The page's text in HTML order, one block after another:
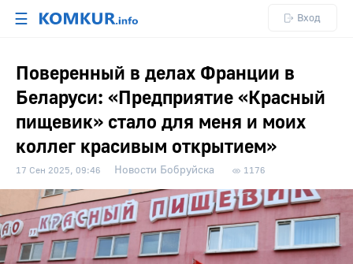
☰ Вход
Поверенный в делах Франции в
Беларуси: «Предприятие «Красный
пищевик» стало для меня и моих
коллег красивым открытием»
17 Сен 2025, 09:46 Новости Бобруйска 1176